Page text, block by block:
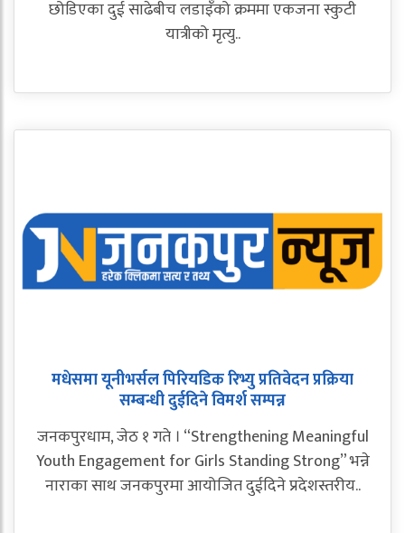
छोडिएका दुई साढेबीच लडाइँको क्रममा एकजना स्कुटी
यात्रीको मृत्यु..
मधेसमा यूनीभर्सल पिरियडिक रिभ्यु प्रतिवेदन प्रक्रिया
सम्बन्धी दुईदिने विमर्श सम्पन्न
जनकपुरधाम, जेठ १ गते । “Strengthening Meaningful
Youth Engagement for Girls Standing Strong” भन्ने
नाराका साथ जनकपुरमा आयोजित दुईदिने प्रदेशस्तरीय..